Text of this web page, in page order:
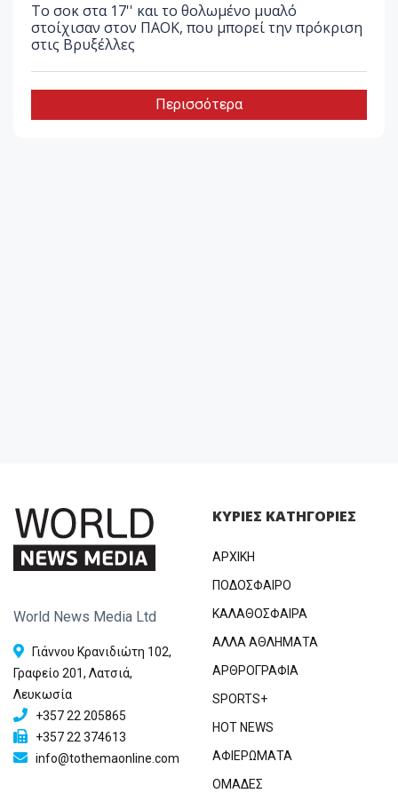
Το σοκ στα 17'' και το θολωμένο μυαλό
στοίχισαν στον ΠΑΟΚ, που μπορεί την πρόκριση
στις Βρυξέλλες
Περισσότερα
World News Media Ltd
Γιάννου Κρανιδιώτη 102,
Γραφείο 201, Λατσιά,
Λευκωσία
+357 22 205865
+357 22 374613
info@tothemaonline.com
ΚΥΡΙΕΣ ΚΑΤΗΓΟΡΙΕΣ
ΑΡΧΙΚΗ
ΠΟΔΟΣΦΑΙΡΟ
ΚΑΛΑΘΟΣΦΑΙΡΑ
ΑΛΛΑ ΑΘΛΗΜΑΤΑ
ΑΡΘΡΟΓΡΑΦΙΑ
SPORTS+
HOT NEWS
ΑΦΙΕΡΩΜΑΤΑ
ΟΜΑΔΕΣ